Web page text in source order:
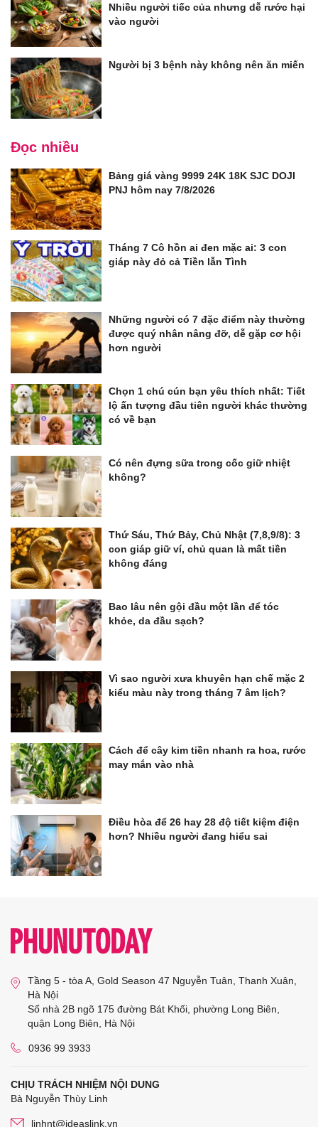
Nhiều người tiếc của nhưng dễ rước hại
vào người
Người bị 3 bệnh này không nên ăn miến
Đọc nhiều
Bảng giá vàng 9999 24K 18K SJC DOJI
PNJ hôm nay 7/8/2026
Tháng 7 Cô hồn ai đen mặc ai: 3 con
giáp này đỏ cả Tiền lẫn Tình
Những người có 7 đặc điểm này thường
được quý nhân nâng đỡ, dễ gặp cơ hội
hơn người
Chọn 1 chú cún bạn yêu thích nhất: Tiết
lộ ấn tượng đầu tiên người khác thường
có về bạn
Có nên đựng sữa trong cốc giữ nhiệt
không?
Thứ Sáu, Thứ Bảy, Chủ Nhật (7,8,9/8): 3
con giáp giữ ví, chủ quan là mất tiền
không đáng
Bao lâu nên gội đầu một lần để tóc
khỏe, da đầu sạch?
Vì sao người xưa khuyên hạn chế mặc 2
kiểu màu này trong tháng 7 âm lịch?
Cách để cây kim tiền nhanh ra hoa, rước
may mắn vào nhà
Điều hòa để 26 hay 28 độ tiết kiệm điện
hơn? Nhiều người đang hiểu sai
Tầng 5 - tòa A, Gold Season 47 Nguyễn Tuân, Thanh Xuân,
Hà Nội
Số nhà 2B ngõ 175 đường Bát Khối, phường Long Biên,
quận Long Biên, Hà Nội
0936 99 3933
CHỊU TRÁCH NHIỆM NỘI DUNG
Bà Nguyễn Thùy Linh
linhnt@ideaslink.vn